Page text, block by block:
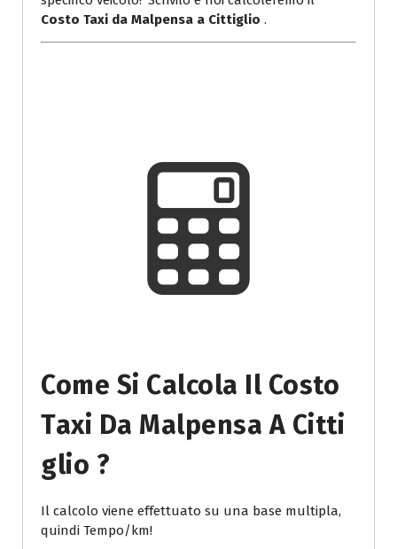
Costo Taxi da Malpensa a Cittiglio .
Come Si Calcola Il Costo
Taxi Da Malpensa A Citti
Glio ?
Il calcolo viene effettuato su una base multipla,
quindi Tempo/km!